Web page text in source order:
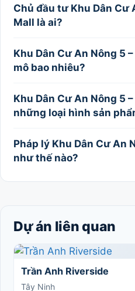
Chủ đầu tư Khu Dân Cư
Mall là ai?
Khu Dân Cư An Nông 5
mô bao nhiêu?
Khu Dân Cư An Nông 5
những loại hình sản
Pháp lý Khu Dân Cư An
như thế nào?
Dự án liên quan
Trần Anh Riverside
Tây Ninh